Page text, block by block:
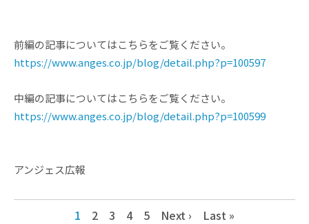
前編の記事についてはこちらをご覧ください。
https://www.anges.co.jp/blog/detail.php?p=100597
中編の記事についてはこちらをご覧ください。
https://www.anges.co.jp/blog/detail.php?p=100599
アンジェス広報
1 2 3 4 5 Next › Last »